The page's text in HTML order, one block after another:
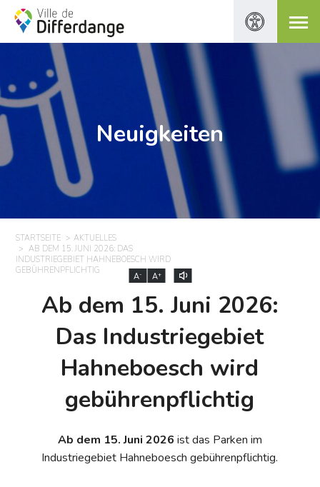
Neuigkeiten
STARTSEITE
AKTUELLES
AB DEM 15. JUNI 2026: DAS
INDUSTRIEGEBIET HAHNEBOESCH WIRD
GEBÜHRENPFLICHTIG
A- A+
Ab dem 15. Juni 2026:
Das Industriegebiet
Hahneboesch wird
gebührenpflichtig
Ab dem 15. Juni 2026 ist das Parken im
Industriegebiet Hahneboesch gebührenpflichtig.